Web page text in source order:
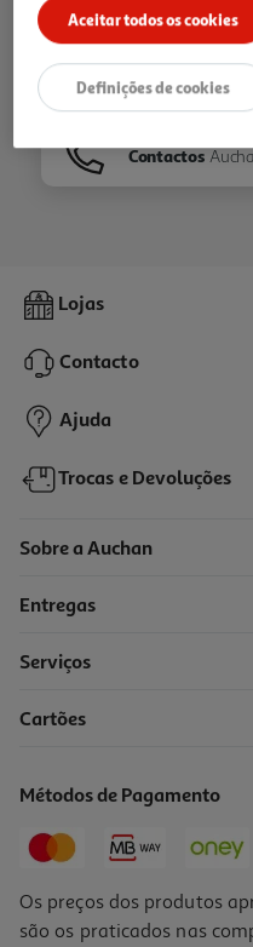
Contactos
Lojas
Contacto
Ajuda
Trocas e Devoluções
Sobre a Auchan
Entregas
Serviços
Cartões
Métodos de Pagamento
Os preços dos produtos
são os praticados nas
Aceitar todos os cookies
Definições de cookies